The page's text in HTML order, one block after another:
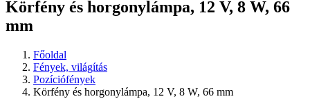
Körfény és horgonylámpa, 12 V, 8 W, 66
mm
Főoldal
Fények, világítás
Pozíciófények
Körfény és horgonylámpa, 12 V, 8 W, 66 mm